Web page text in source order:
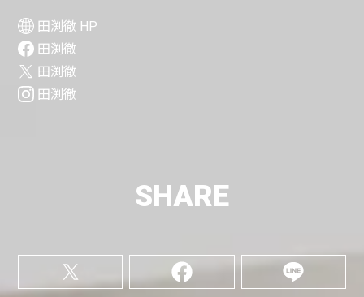
田渕徹 HP
田渕徹
田渕徹
田渕徹
SHARE